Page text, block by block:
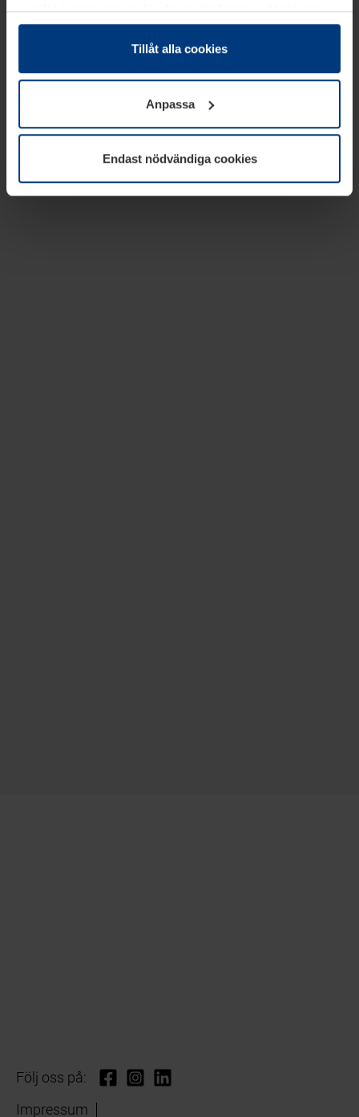
samlat in inom ramen för din användning av tjänsterna.
Juridiskt kan vi lagra kakor på din enhet, om de är
absolut nödvändiga för driften av den här webbplatsen.
godkännande kan du när som helst ändra eller återkalla i
informationen om kakor underDataskyddsförklaring
vår webbplats.
Tillåt alla cookies
Anpassa
Endast nödvändiga cookies
Följ oss på:
Impressum